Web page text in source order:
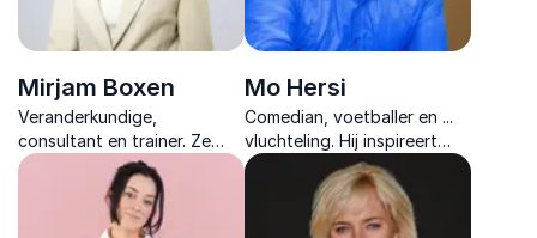
Mirjam Boxen
Veranderkundige,
consultant en trainer. Ze
helpt leiders en teams met
blijvende verandering,
gebaseerd op visie en
Mo Hersi
Comedian, voetballer en ...
vluchteling. Hij inspireert
met zijn vele levensverhalen
vol hoop, humor en de
kracht van menselijke